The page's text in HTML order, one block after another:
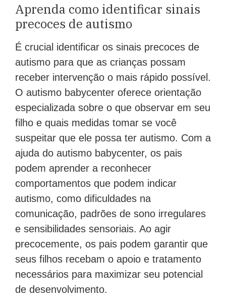
Aprenda como identificar sinais
precoces de autismo
É crucial identificar os sinais precoces de
autismo para que as crianças possam
receber intervenção o mais rápido possível.
O autismo babycenter oferece orientação
especializada sobre o que observar em seu
filho e quais medidas tomar se você
suspeitar que ele possa ter autismo. Com a
ajuda do autismo babycenter, os pais
podem aprender a reconhecer
comportamentos que podem indicar
autismo, como dificuldades na
comunicação, padrões de sono irregulares
e sensibilidades sensoriais. Ao agir
precocemente, os pais podem garantir que
seus filhos recebam o apoio e tratamento
necessários para maximizar seu potencial
de desenvolvimento.